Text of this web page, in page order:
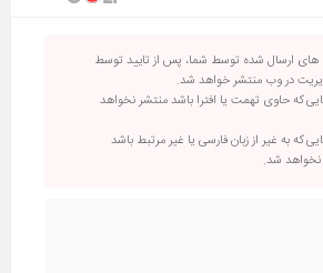
های ارسال شده توسط شما، پس از تایید توسط
در وب منتشر خواهد شد.
که حاوی تهمت یا افترا باشد منتشر نخواهد
که به غیر از زبان فارسی یا غیر مرتبط باشد
نخواهد شد.